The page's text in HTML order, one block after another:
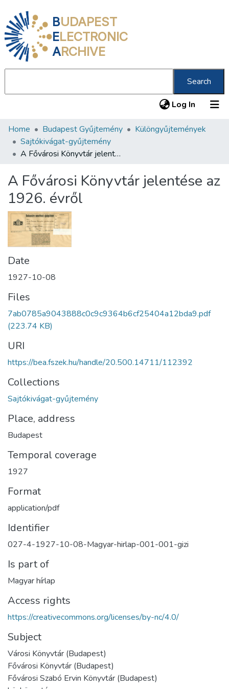
BUDAPEST
ELECTRONIC
ARCHIVE
Search
Log In (current)
Communities & Collections
All of DSpace
About us
Home Budapest Gyűjtemény
Különgyűjtemények
Sajtókivágat-gyűjtemény
A Fővárosi Könyvtár jelentése az 1926. évről
A Fővárosi Könyvtár jelentése az
1926. évről
Date
1927-10-08
Files
7ab0785a9043888c0c9c9364b6cf25404a12bda9.pdf
(223.74 KB)
URI
https://bea.fszek.hu/handle/20.500.14711/112392
Collections
Sajtókivágat-gyűjtemény
Place, address
Budapest
Temporal coverage
1927
Format
application/pdf
Identifier
027-4-1927-10-08-Magyar-hirlap-001-001-gizi
Is part of
Magyar hírlap
Access rights
https://creativecommons.org/licenses/by-nc/4.0/
Subject
Városi Könyvtár (Budapest)
Fővárosi Könyvtár (Budapest)
Fővárosi Szabó Ervin Könyvtár (Budapest)